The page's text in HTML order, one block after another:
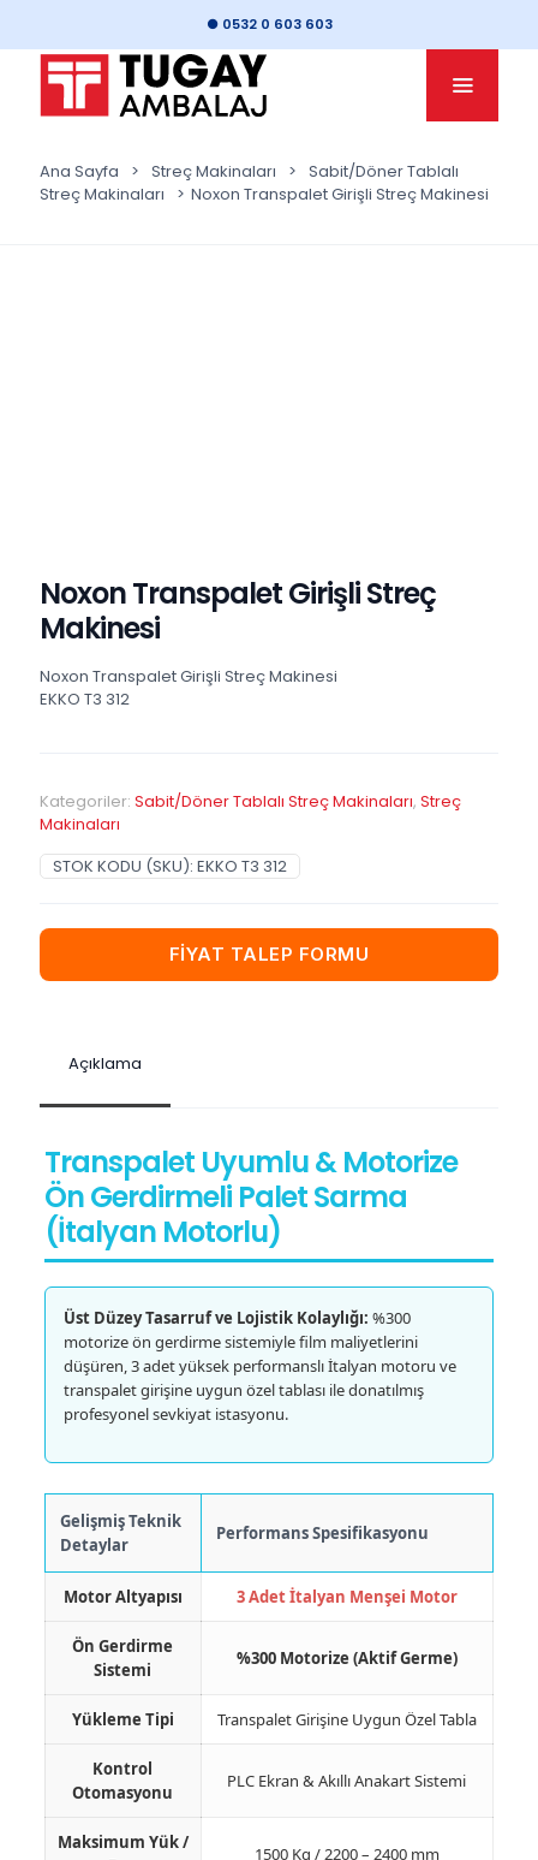
● 0532 0 603 603
Ana Sayfa > Streç Makinaları > Sabit/Döner Tablalı
Streç Makinaları
> Noxon Transpalet Girişli Streç Makinesi
Noxon Transpalet Girişli Streç
Makinesi
Noxon Transpalet Girişli Streç Makinesi
EKKO T3 312
Kategoriler: Sabit/Döner Tablalı Streç Makinaları, Streç
Makinaları
STOK KODU (SKU): EKKO T3 312
FİYAT TALEP FORMU
Açıklama
Transpalet Uyumlu & Motorize
Ön Gerdirmeli Palet Sarma
(İtalyan Motorlu)
Üst Düzey Tasarruf ve Lojistik Kolaylığı: %300
motorize ön gerdirme sistemiyle film maliyetlerini
düşüren, 3 adet yüksek performanslı İtalyan motoru ve
transpalet girişine uygun özel tablası ile donatılmış
profesyonel sevkiyat istasyonu.
Gelişmiş Teknik
Detaylar
Performans Spesifikasyonu
Motor Altyapısı 3 Adet İtalyan Menşei Motor
Ön Gerdirme
Sistemi
%300 Motorize (Aktif Germe)
Yükleme Tipi Transpalet Girişine Uygun Özel Tabla
Kontrol
Otomasyonu
PLC Ekran & Akıllı Anakart Sistemi
Maksimum Yük /
1500 Kg / 2200 – 2400 mm